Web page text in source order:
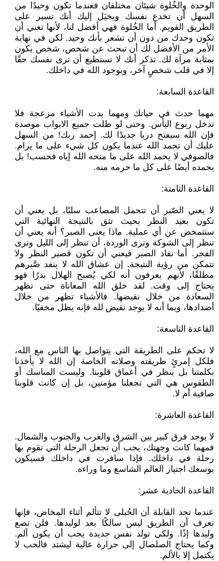
الوحدة والخُلوة شيئان مختلفان فعندما تكون وحيدًا من
السهل أن تخدع نفسك ويخيَل إليك أنك تسير على
الطريق القويم. أما الخُلوة فهي أفضل لنا، لأنها تعني أن
تكون وحدك من دون أن تشعر بأنك وحيد. لكن في نهاية
الأمر من الأفضل لك أن تبحث عن شخص، شخص يكون
بمثابة مرآة لك. تذكر أنك لا تستطيع أن ترى نفسك حقًا
إلا في قلب شخصٍ آخر، وبوجود الله في داخلك.
القاعدة السابعة:
مهما حدث في حياتك ومهما بدت الأشياء مزعجة فلا
تدخل ربوع اليأس. وحتى لو ظلت جميع الابواب موصدة
فإن الله سيفتح دربا جديدًا لك. إحمد ربك! من السهل
عليك أن تحمد الله عندما يكون كل شيء على ما يرام.
فالصوفي لا يحمد الله على ما منحه الله إياه فحسب! بل
يحمده أيضًا على كل ما حرمه منه.
القاعدة الثامنة:
لا يعني الصّبر أن تتحمل المصاعب سلبًا، بل يعني أن
تكون بعيد النظر بحيث تثق بالنتيجة النهائية التي
ستتمخض عن أي عملية. ماذا يعنى الصبر؟ أنه يعني أن
تنظر إلى الشوكة وترى الوردة، أن تنظر إلى الليل وترى
الفجر. أما نفاد الصبر فيعني أن تكون قصير النظر ولا
تتمكن من رؤية النتيجة. إن عشاق الله لا ينفد صَّبرهم
مطلقًا، لأنهم يعرفون أنه لكي يُصبح الهلال بدرًا فهو
يحتاج إلى وقت. لقد خلق الله المعاناة حتى تظهر
السعادة من خلال نقيضها. فالأشياء تظهر من خلال
أضدادها، وبما أنه لا يوجد نقيض لله فإنه يظل مخفيًا.
القاعدة التاسعة:
لا تحكم على الطريقة التي يتواصل بها الناس مع الله،
فلكل إمرئٍ طريقته وصلاته الخاصة إن الله لا يأخذنا
بكلمتنا بل ينظر في أعماق قلوبنا. وليست المناسك أو
الطقوس هي التي تجعلنا مؤمنين، بل إن كانت قلوبنا
صافية أم لا.
القاعدة العاشرة:
لا يوجد فرق كبير بين الشرق والغرب والجنوب والشمال.
فمهما كانت وجهتك، يجب أن تجعل الرحلة التي تقوم بها
رحلة في داخلك. فإذا سافرت في داخلك فسيكون
بوسعك اجتياز العالم الشاسع وما وراءه.
القاعدة الحادية عشر:
عندما تجد القابلة أن الحُبلى لا تتألم أثناء المخاض، فإنها
تعرف أن الطريق ليس سالكًا بعد لوليدها. فلن تضع
وليدها إذًا. ولكي تولد نفس جديدة يجب أن يكون ألم.
وكما يحتاج الصلصال إلى حرارة عالية ليشتد فالحب لا
يكتمل إلا بالألم.